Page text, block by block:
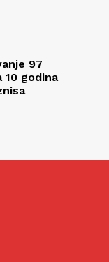
97
10 godina